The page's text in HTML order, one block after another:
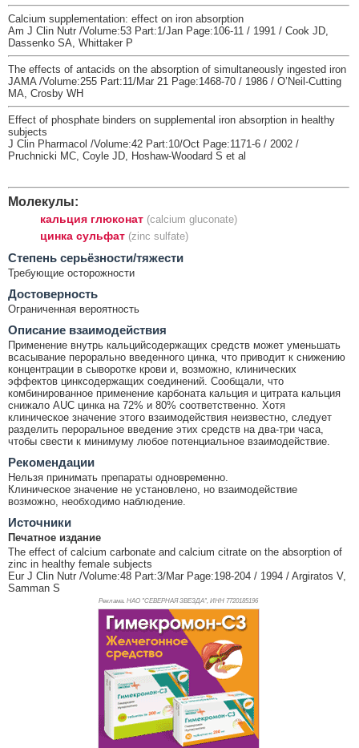
Calcium supplementation: effect on iron absorption
Am J Clin Nutr /Volume:53 Part:1/Jan Page:106-11 / 1991 / Cook JD,
Dassenko SA, Whittaker P
The effects of antacids on the absorption of simultaneously ingested iron
JAMA /Volume:255 Part:11/Mar 21 Page:1468-70 / 1986 / O’Neil-Cutting
MA, Crosby WH
Effect of phosphate binders on supplemental iron absorption in healthy
subjects
J Clin Pharmacol /Volume:42 Part:10/Oct Page:1171-6 / 2002 /
Pruchnicki MC, Coyle JD, Hoshaw-Woodard S et al
Молекулы:
кальция глюконат (calcium gluconate)
цинка сульфат (zinc sulfate)
Cтепень серьёзности/тяжести
Требующие осторожности
Достоверность
Ограниченная вероятность
Описание взаимодействия
Применение внутрь кальцийсодержащих средств может уменьшать
всасывание перорально введенного цинка, что приводит к снижению
концентрации в сыворотке крови и, возможно, клинических
эффектов цинксодержащих соединений. Сообщали, что
комбинированное применение карбоната кальция и цитрата кальция
снижало AUC цинка на 72% и 80% соответственно. Хотя
клиническое значение этого взаимодействия неизвестно, следует
разделить пероральное введение этих средств на два-три часа,
чтобы свести к минимуму любое потенциальное взаимодействие.
Рекомендации
Нельзя принимать препараты одновременно.
Клиническое значение не установлено, но взаимодействие
возможно, необходимо наблюдение.
Источники
Печатное издание
The effect of calcium carbonate and calcium citrate on the absorption of
zinc in healthy female subjects
Eur J Clin Nutr /Volume:48 Part:3/Mar Page:198-204 / 1994 / Argiratos V,
Samman S
Реклама. НАО "СЕВЕРНАЯ ЗВЕЗДА", ИНН 7720185196